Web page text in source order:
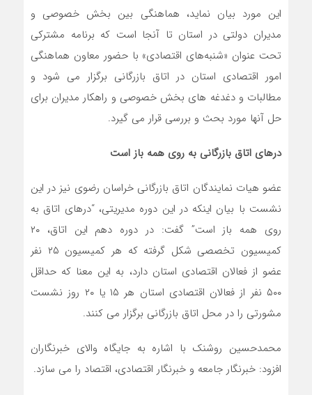
این مورد بیان نماید، هماهنگی بین بخش خصوصی و
مدیران دولتی در استان تا آنجا است که برنامه مشترکی
تحت عنوان «شنبه‌های اقتصادی» با حضور معاون هماهنگی
امور اقتصادی استان در اتاق بازرگانی برگزار می شود و
مطالبات و دغدغه های بخش خصوصی و راهکار مدیران برای
حل آنها مورد بحث و بررسی قرار می گیرد.
درهای اتاق بازرگانی به روی همه باز است
عضو هیات نمایندگان اتاق بازرگانی خراسان رضوی نیز در این
نشست با بیان اینکه در این دوره مدیریتی، “درهای اتاق به
روی همه باز است” گفت: در دوره دهم این اتاق، ۲۰
کمیسیون تخصصی شکل گرفته که هر کمیسیون ۲۵ نفر
عضو از فعالان اقتصادی استان دارد، به این معنا که حداقل
۵۰۰ نفر از فعالان اقتصادی استان هر ۱۵ یا ۲۰ روز نشست
مشورتی را در محل اتاق بازرگانی برگزار می کنند.
محمدحسین روشنک با اشاره به جایگاه والای خبرنگاران
افزود: خبرنگار جامعه و خبرنگار اقتصادی، اقتصاد را می سازد.